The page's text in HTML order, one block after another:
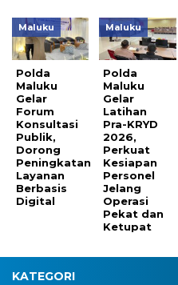
Maluku
Polda
Maluku
Gelar
Forum
Konsultasi
Publik,
Dorong
Peningkatan
Layanan
Berbasis
Digital
Maluku
Polda
Maluku
Gelar
Latihan
Pra-KRYD
2026,
Perkuat
Kesiapan
Personel
Jelang
Operasi
Pekat dan
Ketupat
KATEGORI